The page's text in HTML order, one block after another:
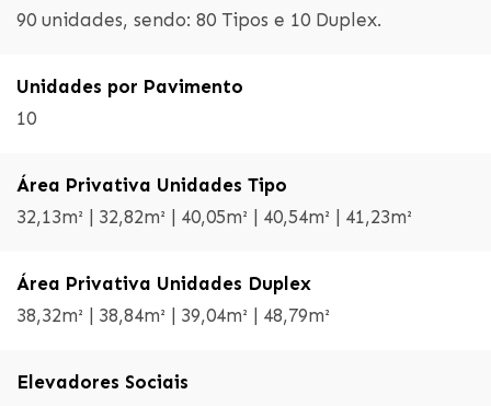
90 unidades, sendo: 80 Tipos e 10 Duplex.
Unidades por Pavimento
10
Área Privativa Unidades Tipo
32,13m² | 32,82m² | 40,05m² | 40,54m² | 41,23m²
Área Privativa Unidades Duplex
38,32m² | 38,84m² | 39,04m² | 48,79m²
Elevadores Sociais